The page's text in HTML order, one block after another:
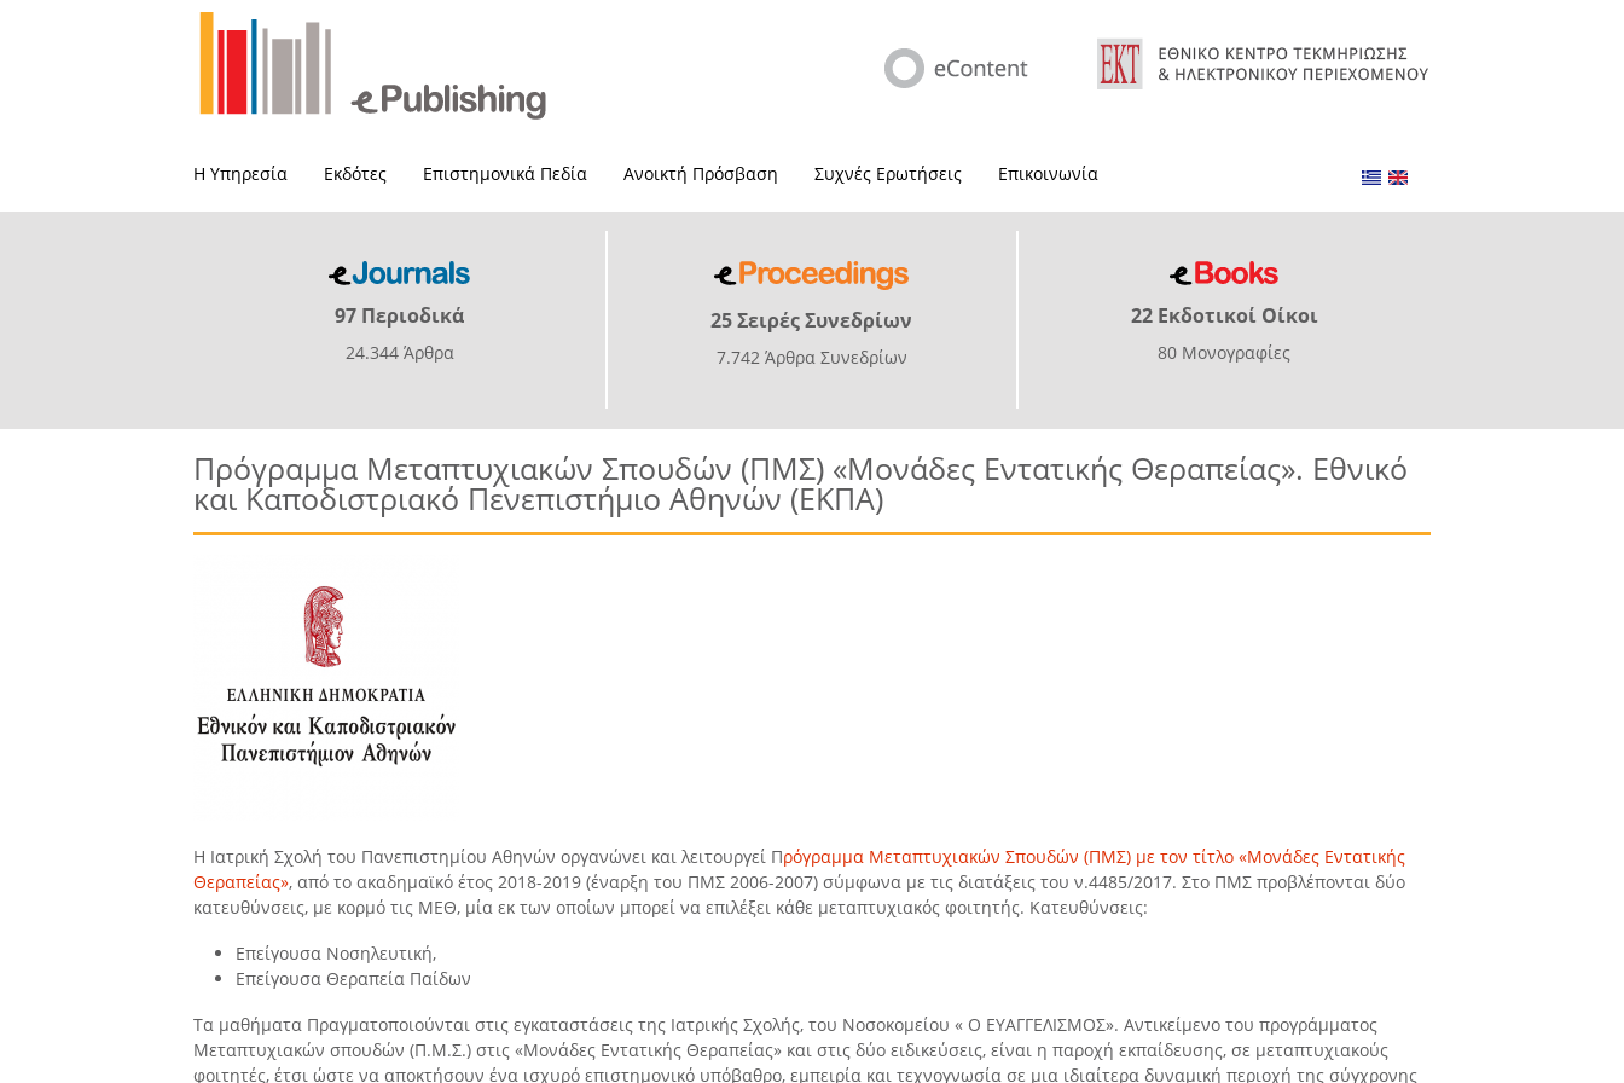
Η Υπηρεσία Εκδότες Επιστημονικά Πεδία Ανοικτή Πρόσβαση Συχνές Ερωτήσεις Επικοινωνία
97 Περιοδικά
24.344 Άρθρα
25 Σειρές Συνεδρίων
7.742 Άρθρα Συνεδρίων
22 Εκδοτικοί Οίκοι
80 Μονογραφίες
Πρόγραμμα Μεταπτυχιακών Σπουδών (ΠΜΣ) «Μονάδες Εντατικής Θεραπείας». Εθνικό
και Καποδιστριακό Πενεπιστήμιο Αθηνών (ΕΚΠΑ)
Η Ιατρική Σχολή του Πανεπιστημίου Αθηνών οργανώνει και λειτουργεί Πρόγραμμα Μεταπτυχιακών Σπουδών (ΠΜΣ) με τον τίτλο «Μονάδες Εντατικής
Θεραπείας», από το ακαδημαϊκό έτος 2018-2019 (έναρξη του ΠΜΣ 2006-2007) σύμφωνα με τις διατάξεις του ν.4485/2017. Στο ΠΜΣ προβλέπονται δύο
κατευθύνσεις, με κορμό τις ΜΕΘ, μία εκ των οποίων μπορεί να επιλέξει κάθε μεταπτυχιακός φοιτητής. Κατευθύνσεις:
Επείγουσα Νοσηλευτική,
Επείγουσα Θεραπεία Παίδων
Τα μαθήματα Πραγματοποιούνται στις εγκαταστάσεις της Ιατρικής Σχολής, του Νοσοκομείου « Ο ΕΥΑΓΓΕΛΙΣΜΟΣ». Αντικείμενο του προγράμματος
Μεταπτυχιακών σπουδών (Π.Μ.Σ.) στις «Μονάδες Εντατικής Θεραπείας» και στις δύο ειδικεύσεις, είναι η παροχή εκπαίδευσης, σε μεταπτυχιακούς
φοιτητές, έτσι ώστε να αποκτήσουν ένα ισχυρό επιστημονικό υπόβαθρο, εμπειρία και τεχνογνωσία σε μια ιδιαίτερα δυναμική περιοχή της σύγχρονης